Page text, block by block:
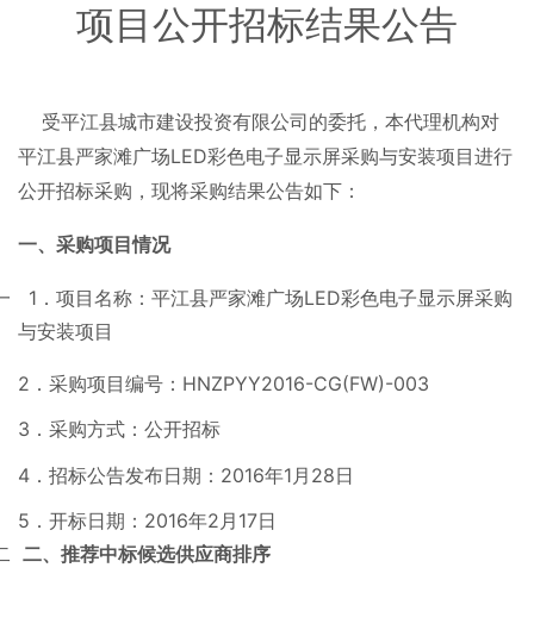
项目公开招标结果公告
受平江县城市建设投资有限公司的委托，本代理机构对
平江县严家滩广场LED彩色电子显示屏采购与安装项目进行
公开招标采购，现将采购结果公告如下：
一、采购项目情况
1．项目名称：平江县严家滩广场LED彩色电子显示屏采购
与安装项目
2．采购项目编号：HNZPYY2016-CG(FW)-003
3．采购方式：公开招标
4．招标公告发布日期：2016年1月28日
5．开标日期：2016年2月17日
二、推荐中标候选供应商排序